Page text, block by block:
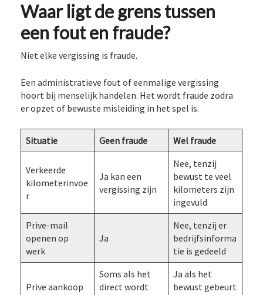
Waar ligt de grens tussen
een fout en fraude?
Niet elke vergissing is fraude.
Een administratieve fout of eenmalige vergissing
hoort bij menselijk handelen. Het wordt fraude zodra
er opzet of bewuste misleiding in het spel is.
Situatie Geen fraude Wel fraude
Verkeerde
kilometerinvoe
r
Ja kan een
vergissing zijn
Nee, tenzij
bewust te veel
kilometers zijn
ingevuld
Prive-mail
openen op
werk
Ja
Nee, tenzij er
bedrijfsinforma
tie is gedeeld
Prive aankoop
Soms als het
direct wordt
Ja als het
bewust gebeurt